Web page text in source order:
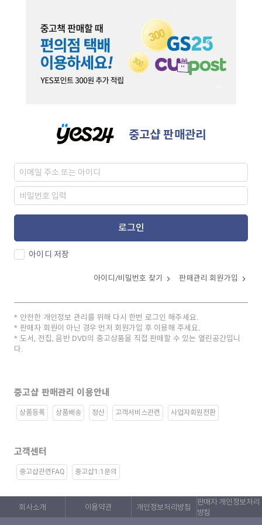
중고샵 판매관리
로그인
아이디 저장
아이디/비밀번호 찾기 판매관리 회원가입
안전한 개인정보 관리를 위해 다시 한번 로그인 해주세요.
판매자 회원이 아닌 경우 먼저 회원가입 후 이용해 주세요.
도서, 전집, 음반 DVD의 중고상품을 직접 판매할 수 있는 열린공간입니
다.
중고샵 판매관리 이용안내
상품등록 상품배송 정산 고객서비스관련 사업자회원전환
고객센터
중고샵관련FAQ 중고샵1:1문의
회사소개 이용약관 개인정보처리방침
판매자 개인정보처리
방침